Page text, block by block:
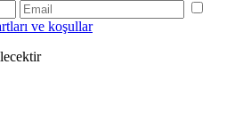
ve koşullar